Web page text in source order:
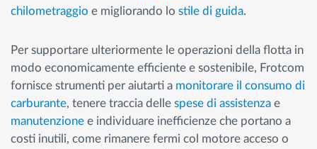
chilometraggio e migliorando lo stile di guida.
Per supportare ulteriormente le operazioni della flotta in
modo economicamente efficiente e sostenibile, Frotcom
fornisce strumenti per aiutarti a monitorare il consumo di
carburante, tenere traccia delle spese di assistenza e
manutenzione e individuare inefficienze che portano a
costi inutili, come rimanere fermi col motore acceso o